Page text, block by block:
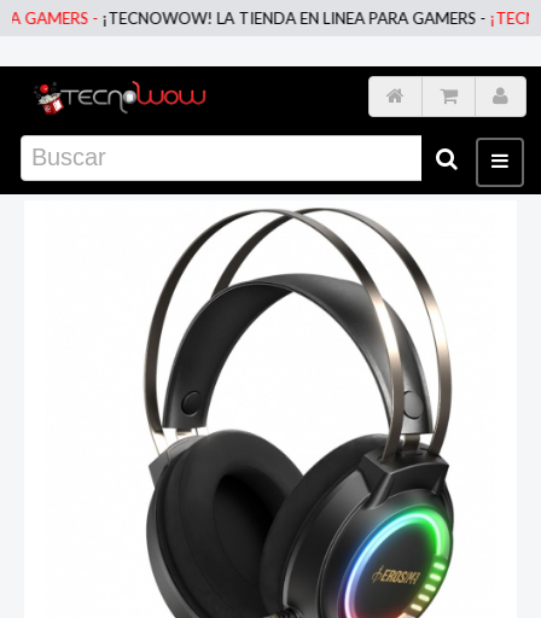
-¡TECNOWOW! LA TIENDA EN LINEA PARA GAMERS -